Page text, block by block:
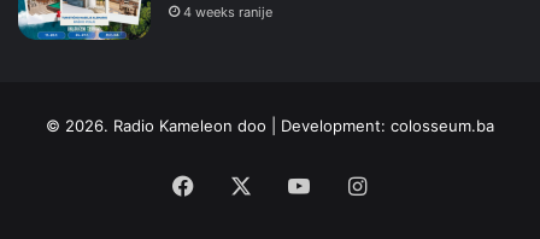
4 weeks ranije
© 2026. Radio Kameleon doo | Development: colosseum.ba
Facebook YouTubeInstagram